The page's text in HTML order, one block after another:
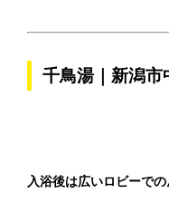
千鳥湯｜新潟市
入浴後は広いロビーでの